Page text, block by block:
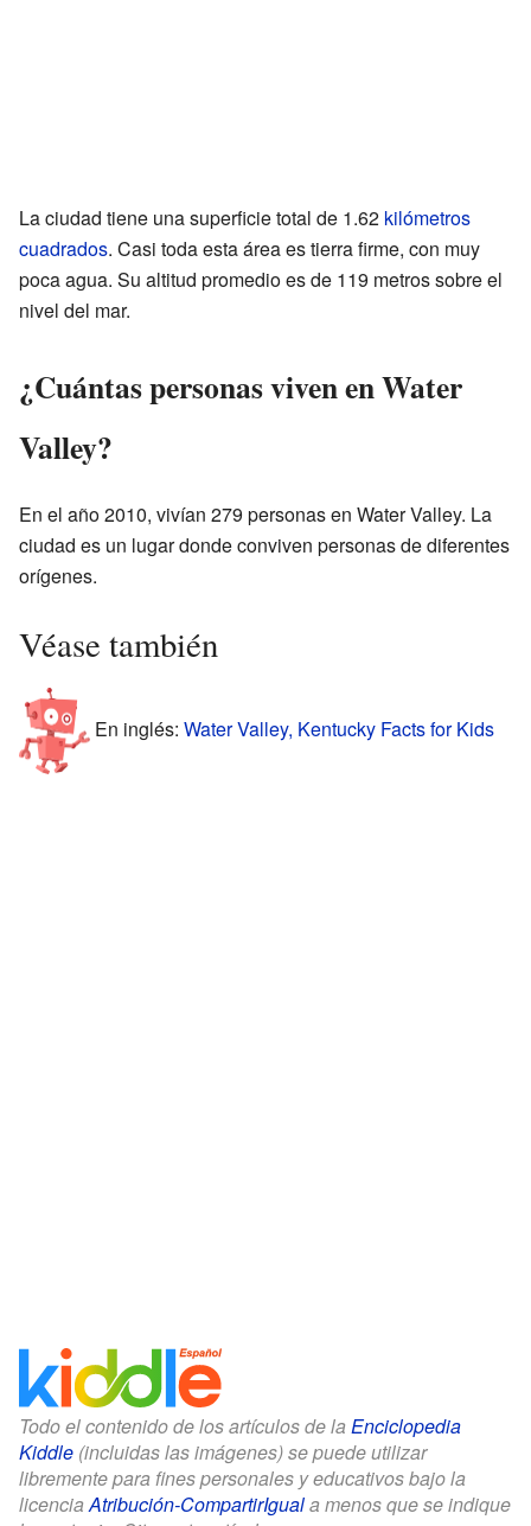
La ciudad tiene una superficie total de 1.62 kilómetros
cuadrados. Casi toda esta área es tierra firme, con muy
poca agua. Su altitud promedio es de 119 metros sobre el
nivel del mar.
¿Cuántas personas viven en Water
Valley?
En el año 2010, vivían 279 personas en Water Valley. La
ciudad es un lugar donde conviven personas de diferentes
orígenes.
Véase también
En inglés: Water Valley, Kentucky Facts for Kids
Todo el contenido de los artículos de la Enciclopedia
Kiddle (incluidas las imágenes) se puede utilizar
libremente para fines personales y educativos bajo la
licenciaAtribución-CompartirIguala menos que se indique